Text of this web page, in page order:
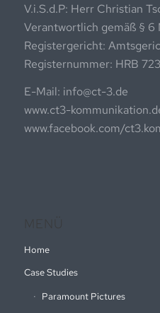
V.i.S.d.P: Herr Christian
Verantwortlich gemäß § 6
Registergericht:
Registernummer: HRB
E-Mail: info@ct-3.de
www.ct3-
www.facebook.com/
MENÜ
Home
Case Studies
Paramount Pictures